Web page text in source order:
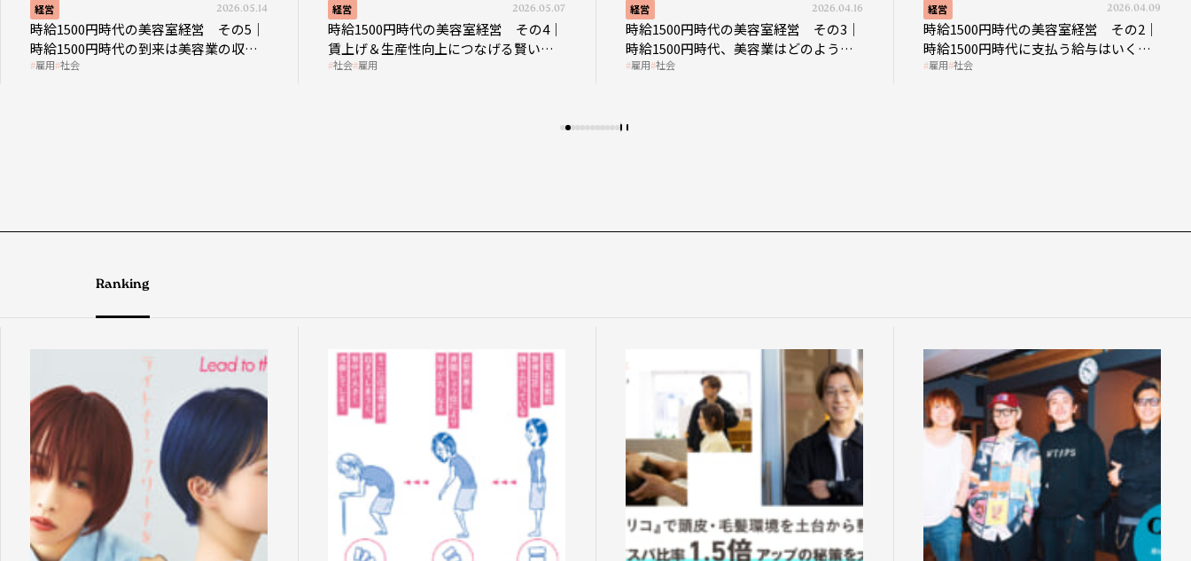
経営 2026.05.14
時給1500円時代の美容室経営 その5｜
時給1500円時代の到来は美容業の収益
構造を見直す契機
雇用 社会
経営 2026.05.07
時給1500円時代の美容室経営 その4｜
賃上げ＆生産性向上につなげる賢い助
成金活用
社会 雇用
経営 2026.04.16
時給1500円時代の美容室経営 その3｜
時給1500円時代、美容業はどのような
影響を受けるのか？
雇用 社会
経営 2026.04.09
時給1500円時代の美容室経営 その2｜
時給1500円時代に支払う給与はいくら
なのか
雇用 社会
Ranking